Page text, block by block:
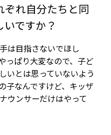
ぞれ自分たちと同
いですか？
は目指さないでほし
っぱり大変なので、子ど
いとは思っていないよう
子なんですけど、キッザ
ウンサーだけはやって